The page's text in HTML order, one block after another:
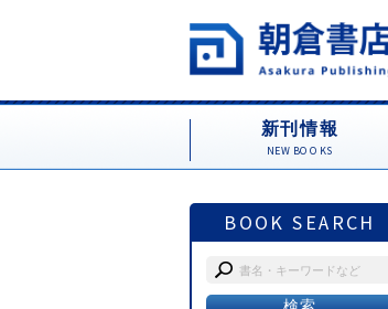
新刊情報
NEW BOOKS
BOOK SEARCH